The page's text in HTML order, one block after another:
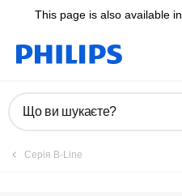
This page is also available in
Що ви шукаєте?
Серія B-Line